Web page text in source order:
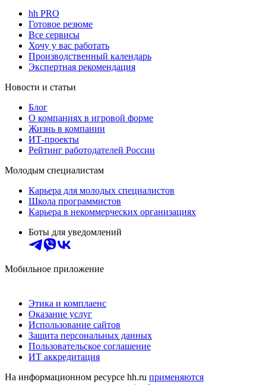
hh PRO
Готовое резюме
Все сервисы
Хочу у вас работать
Производственный календарь
Экспертная рекомендация
Новости и статьи
Блог
О компаниях в игровой форме
Жизнь в компании
ИТ-проекты
Рейтинг работодателей России
Молодым специалистам
Карьера для молодых специалистов
Школа программистов
Карьера в некоммерческих организациях
Боты для уведомлений
Мобильное приложение
Этика и комплаенс
Оказание услуг
Использование сайтов
Защита персональных данных
Пользовательское соглашение
ИТ аккредитация
На информационном ресурсе hh.ru применяются